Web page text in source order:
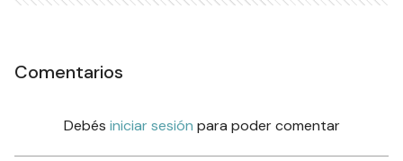
Comentarios
Debés iniciar sesión para poder comentar